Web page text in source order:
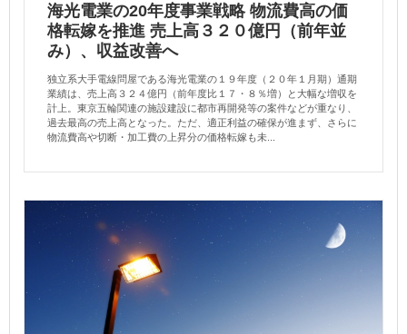
海光電業の20年度事業戦略 物流費高の価
格転嫁を推進 売上高３２０億円（前年並
み）、収益改善へ
独立系大手電線問屋である海光電業の１９年度（２０年１月期）通期
業績は、売上高３２４億円（前年度比１７・８％増）と大幅な増収を
計上。東京五輪関連の施設建設に都市再開発等の案件などが重なり、
過去最高の売上高となった。ただ、適正利益の確保が進まず、さらに
物流費高や切断・加工費の上昇分の価格転嫁も未...